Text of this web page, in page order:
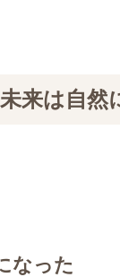
来は自然
なった